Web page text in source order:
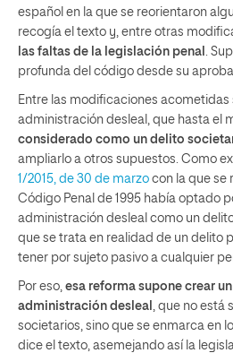
español en la que se reorientaron
recogía el texto y, entre otras
las faltas de la legislación penal .
profunda del código desde su
Entre las modificaciones
administración desleal, que hasta el
considerado como un delito
ampliarlo a otros supuestos. Como
1/2015, de 30 de marzo con la que se
Código Penal de 1995 había optado
administración desleal como un
que se trata en realidad de un delito
tener por sujeto pasivo a cualquier
Por eso, esa reforma supone crear un
administración desleal , que no está
societarios, sino que se enmarca en
dice el texto, asemejando así la